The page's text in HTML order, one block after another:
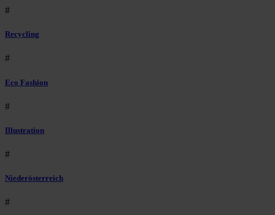
#
Recycling
#
Eco Fashion
#
Illustration
#
Niederösterreich
#